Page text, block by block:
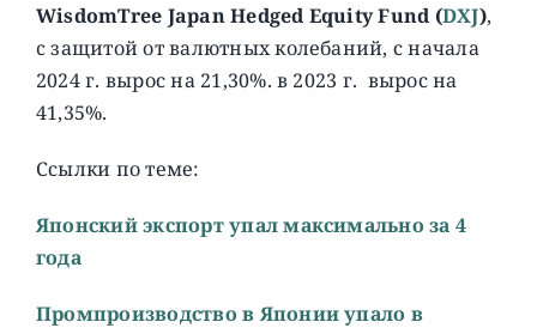
WisdomTree Japan Hedged Equity Fund (DXJ),
c защитой от валютных колебаний, с начала
2024 г. вырос на 21,30%. в 2023 г. вырос на
41,35%.
Ссылки по теме:
Японский экспорт упал максимально за 4
года
Промпроизводство в Японии упало в